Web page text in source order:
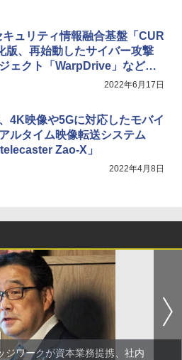
キュリティ情報融合基盤「CUR
版、再始動したサイバー攻撃
ェクト「WarpDrive」などを
2022年6月17日
4K映像や5Gに対応したモバイ
ルタイム映像転送システム
Zao-X」
2022年4月8日
ジワークが資本業務提携、社内